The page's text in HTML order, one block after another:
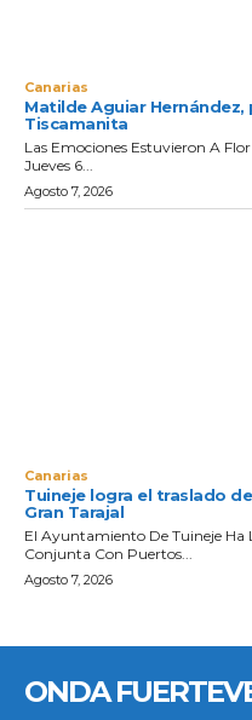
Canarias
Matilde Aguiar
Tiscamanita
Las Emociones Estuvieron A
Jueves 6...
Agosto 7, 2026
Canarias
Tuineje logra el traslado
Gran Tarajal
El Ayuntamiento De Tuineje Ha
Conjunta Con Puertos...
Agosto 7, 2026
ONDA